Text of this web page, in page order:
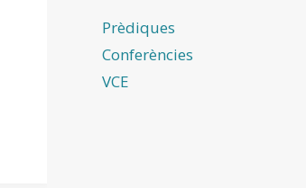
Prèdiques
Conferències
VCE